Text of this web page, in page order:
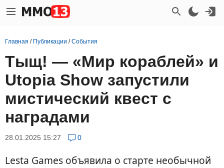
Главная / Публикации /События
Тыщ! — «Мир кораблей» и
Utopia Show запустили
мистический квест с
наградами
28.01.2025 15:27 0
Lesta Games объявила о старте необычной